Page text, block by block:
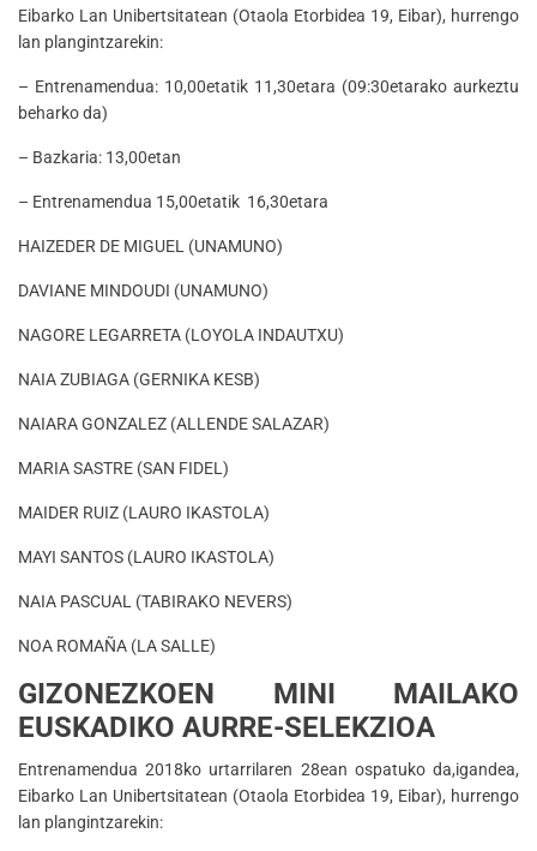
Eibarko Lan Unibertsitatean (Otaola Etorbidea 19, Eibar), hurrengo
lan plangintzarekin:
– Entrenamendua: 10,00etatik 11,30etara (09:30etarako aurkeztu
beharko da)
– Bazkaria: 13,00etan
– Entrenamendua 15,00etatik 16,30etara
HAIZEDER DE MIGUEL (UNAMUNO)
DAVIANE MINDOUDI (UNAMUNO)
NAGORE LEGARRETA (LOYOLA INDAUTXU)
NAIA ZUBIAGA (GERNIKA KESB)
NAIARA GONZALEZ (ALLENDE SALAZAR)
MARIA SASTRE (SAN FIDEL)
MAIDER RUIZ (LAURO IKASTOLA)
MAYI SANTOS (LAURO IKASTOLA)
NAIA PASCUAL (TABIRAKO NEVERS)
NOA ROMAÑA (LA SALLE)
GIZONEZKOEN MINI MAILAKO
EUSKADIKO AURRE-SELEKZIOA
Entrenamendua 2018ko urtarrilaren 28ean ospatuko da,igandea,
Eibarko Lan Unibertsitatean (Otaola Etorbidea 19, Eibar), hurrengo
lan plangintzarekin: